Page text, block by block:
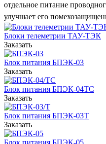
отдельное питание
улучшает его
Блоки телеметрии ТАУ-ТЭК
Заказать
Блок питания БПЭК-03
Заказать
Блок питания БПЭК-04ТС
Заказать
Блок питания БПЭК-03Т
Заказать